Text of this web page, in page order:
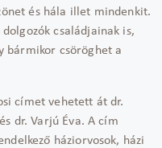
és hála illet mindenkit.
dolgozók családjainak is,
bármikor csöröghet a
címet vehetett át dr.
dr. Varjú Éva. A cím
háziorvosok, házi